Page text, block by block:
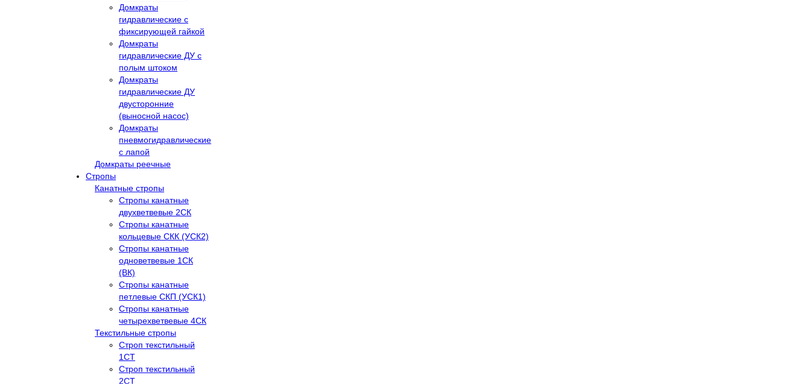
Домкраты
гидравлические с
фиксирующей гайкой
Домкраты
гидравлические ДУ c
полым штоком
Домкраты
гидравлические ДУ
двусторонние
(выносной насос)
Домкраты
пневмогидравлические
с лапой
Домкраты реечные
Стропы
Канатные стропы
Стропы канатные
двухветвевые 2СК
Стропы канатные
кольцевые СКК (УСК2)
Стропы канатные
одноветвевые 1СК
(ВК)
Стропы канатные
петлевые СКП (УСК1)
Стропы канатные
четырехветвевые 4СК
Текстильные стропы
Строп текстильный
1СТ
Строп текстильный
2СТ